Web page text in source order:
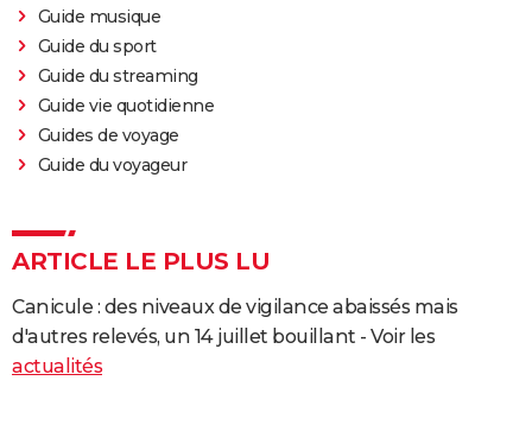
Guide musique
Guide du sport
Guide du streaming
Guide vie quotidienne
Guides de voyage
Guide du voyageur
ARTICLE LE PLUS LU
Canicule : des niveaux de vigilance abaissés mais
d'autres relevés, un 14 juillet bouillant - Voir les
actualités